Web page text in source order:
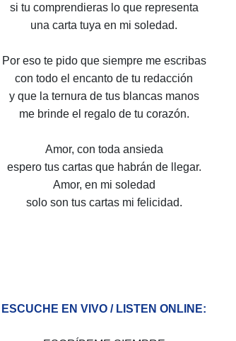
si tu comprendieras lo que representa
una carta tuya en mi soledad.
Por eso te pido que siempre me escribas
con todo el encanto de tu redacción
y que la ternura de tus blancas manos
me brinde el regalo de tu corazón.
Amor, con toda ansieda
espero tus cartas que habrán de llegar.
Amor, en mi soledad
solo son tus cartas mi felicidad.
ESCUCHE EN VIVO / LISTEN ONLINE: